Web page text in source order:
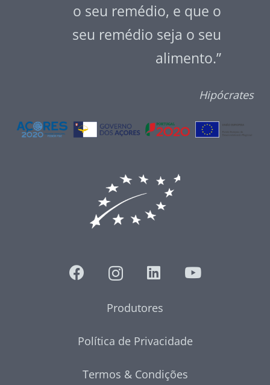
o seu remédio, e que o
seu remédio seja o seu
alimento.”
Hipócrates
Produtores
Política de Privacidade
Termos & Condições